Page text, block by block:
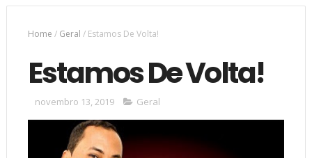
Home / Geral / Estamos De Volta!
Estamos De Volta!
novembro 13, 2019 Geral